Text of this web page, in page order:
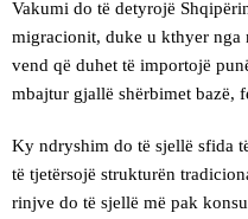
Vakumi do të detyrojë
migracionit, duke u kthyer nga
vend që duhet të importojë
mbajtur gjallë shërbimet bazë,
Ky ndryshim do të sjellë sfida
të tjetërsojë strukturën
rinjve do të sjellë më pak